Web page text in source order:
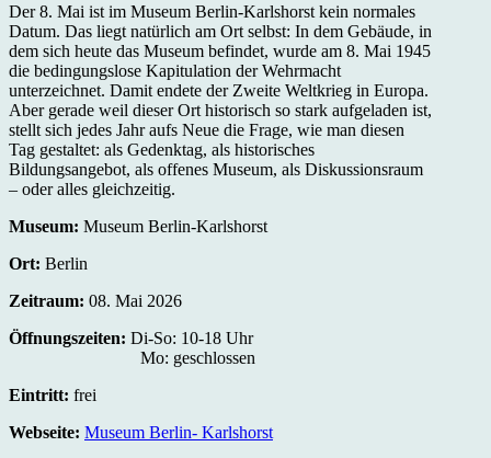
Der 8. Mai ist im Museum Berlin-Karlshorst kein normales
Datum. Das liegt natürlich am Ort selbst: In dem Gebäude, in
dem sich heute das Museum befindet, wurde am 8. Mai 1945
die bedingungslose Kapitulation der Wehrmacht
unterzeichnet. Damit endete der Zweite Weltkrieg in Europa.
Aber gerade weil dieser Ort historisch so stark aufgeladen ist,
stellt sich jedes Jahr aufs Neue die Frage, wie man diesen
Tag gestaltet: als Gedenktag, als historisches
Bildungsangebot, als offenes Museum, als Diskussionsraum
– oder alles gleichzeitig.
Museum: Museum Berlin-Karlshorst
Ort: Berlin
Zeitraum: 08. Mai 2026
Öffnungszeiten: Di-So: 10-18 Uhr
Mo: geschlossen
Eintritt: frei
Webseite: Museum Berlin- Karlshorst